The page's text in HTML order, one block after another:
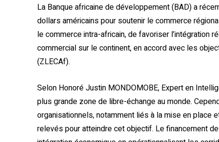
La Banque africaine de développement (BAD) a
dollars américains pour soutenir le commerce
le commerce intra-africain, de favoriser l’intégration
commercial sur le continent, en accord avec les
(ZLECAf).
Selon Honoré Justin MONDOMOBE, Expert en
plus grande zone de libre-échange au monde.
organisationnels, notamment liés à la mise en place
relevés pour atteindre cet objectif. Le financement